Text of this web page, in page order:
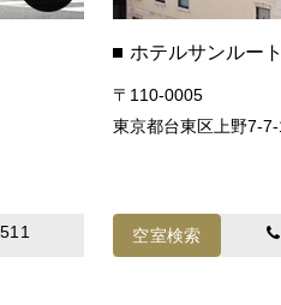
ホテルサンルー
〒110-0005
東京都台東区上野7-7-
空室検索